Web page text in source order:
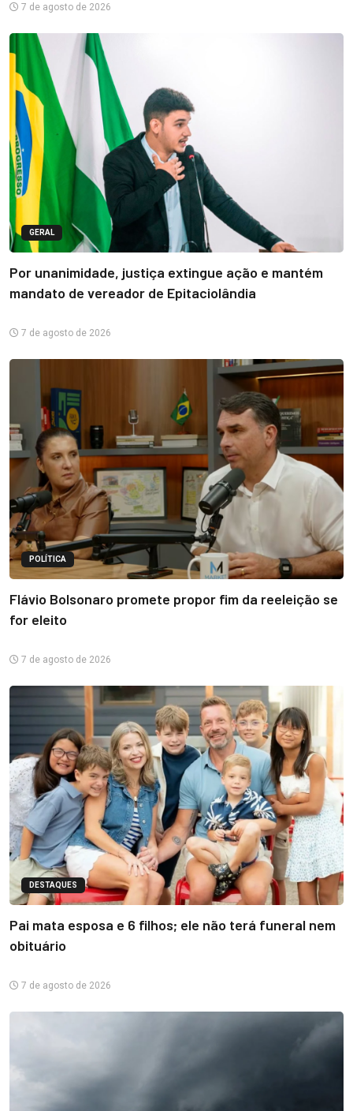
7 de agosto de 2026
GERAL
Por unanimidade, justiça extingue ação e mantém
mandato de vereador de Epitaciolândia
7 de agosto de 2026
POLÍTICA
Flávio Bolsonaro promete propor fim da reeleição se
for eleito
7 de agosto de 2026
DESTAQUES
Pai mata esposa e 6 filhos; ele não terá funeral nem
obituário
7 de agosto de 2026